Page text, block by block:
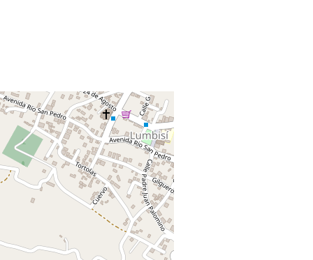
+ −
Leaflet
©OpenStreetMap
-0.228078 -78.448420
Cómo llegar